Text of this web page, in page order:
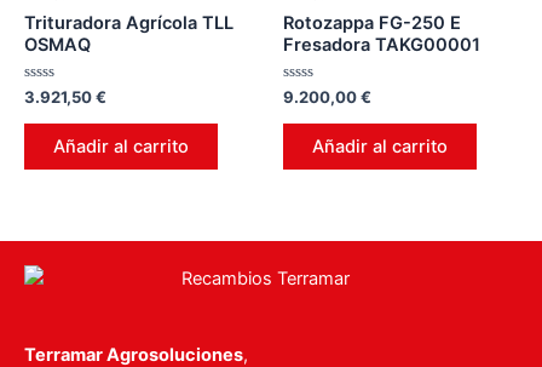
Trituradora Agrícola TLL
OSMAQ
Valorado
en
0
3.921,50€
Añadir al carrito
Rotozappa FG-250 E
Fresadora TAKG00001
Valorado
en
0
9.200,00€
Añadir al carrito
Terramar Agrosoluciones,